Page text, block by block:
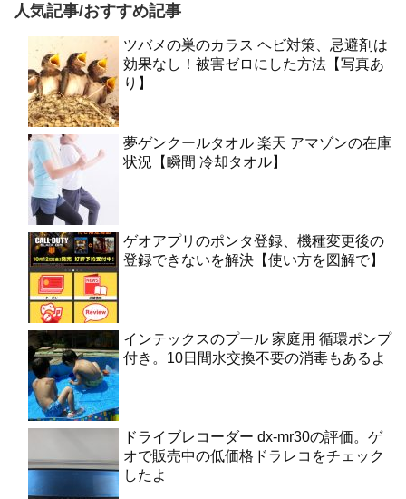
人気記事/おすすめ記事
ツバメの巣のカラス ヘビ対策、忌避剤は
効果なし！被害ゼロにした方法【写真あ
り】
夢ゲンクールタオル 楽天 アマゾンの在庫
状況【瞬間 冷却タオル】
ゲオアプリのポンタ登録、機種変更後の
登録できないを解決【使い方を図解で】
インテックスのプール 家庭用 循環ポンプ
付き。10日間水交換不要の消毒もあるよ
ドライブレコーダー dx-mr30の評価。ゲ
オで販売中の低価格ドラレコをチェック
したよ